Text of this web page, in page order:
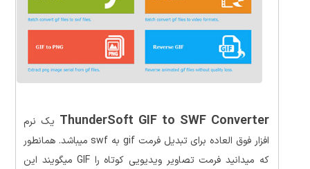
ThunderSoft GIF to SWF Converter یک نرم
افزار فوق العاده برای تبدیل فرمت gif به swf میباشد. همانطور
که میدانید فرمت تصاویر ویدیویی کوتاه را GIF میگویند این